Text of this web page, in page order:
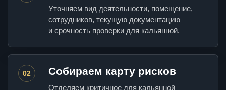
Уточняем вид деятельности, помещение,
сотрудников, текущую документацию
и срочность проверки для кальянной.
02 Собираем карту рисков
Отделяем критичное для кальянной